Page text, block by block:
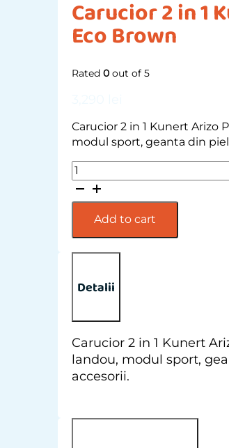
Carucior 2 in 1
Eco Brown
Rated 0 out of 5
Carucior 2 in 1 Kunert Arizo
modul sport, geanta din
Carucior
2
Brown
Add to cart
Detalii
Carucior 2 in 1 Kunert
landou, modul sport,
accesorii.